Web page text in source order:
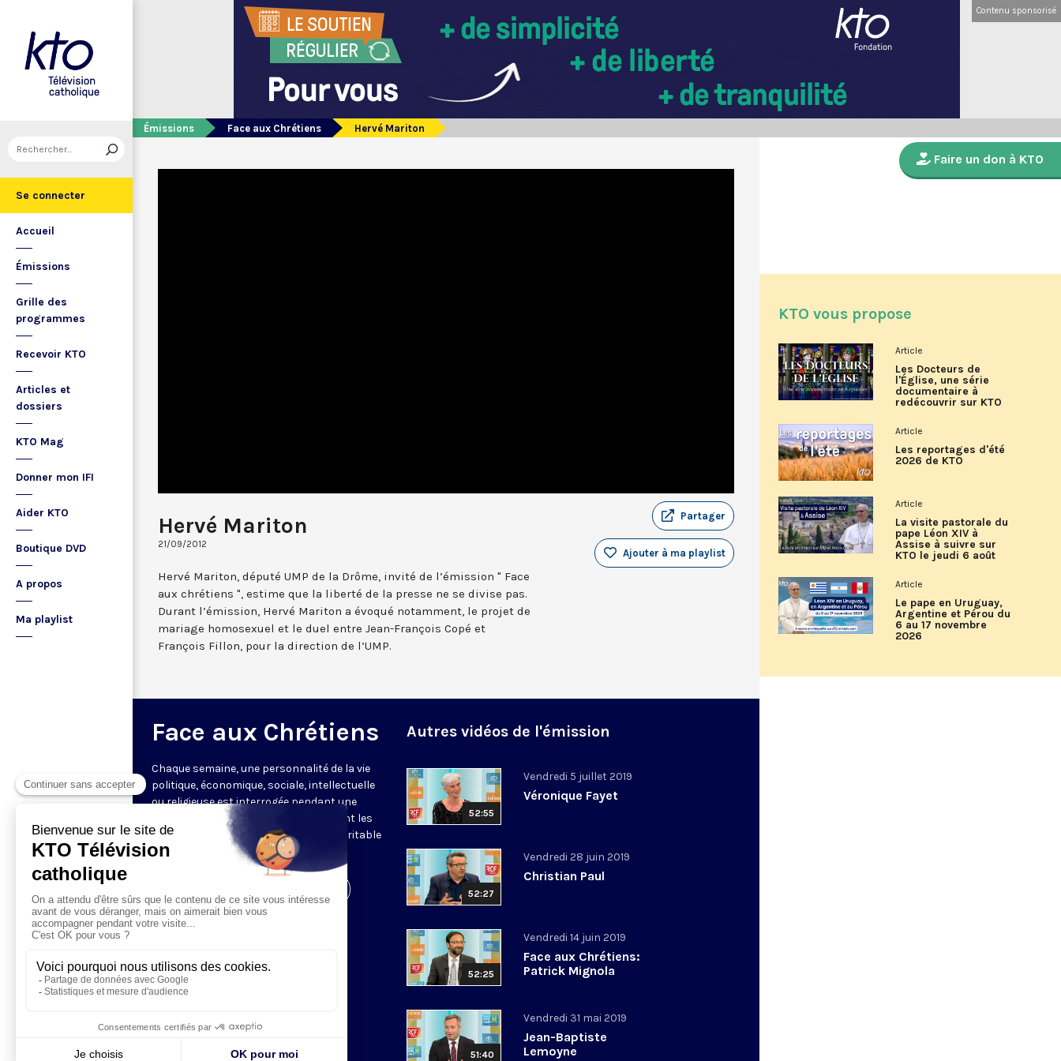
Se connecter
Accueil
Émissions
Grille des
programmes
Recevoir KTO
Articles et
dossiers
KTO Mag
Donner mon IFI
Aider KTO
Boutique DVD
A propos
Ma playlist
Contenu sponsorisé
Émissions Face aux Chrétiens Hervé Mariton
Hervé Mariton
21/09/2012
Partager
Ajouter à ma playlist
Hervé Mariton, député UMP de la Drôme, invité de l’émission " Face
aux chrétiens ", estime que la liberté de la presse ne se divise pas.
Durant l’émission, Hervé Mariton a évoqué notamment, le projet de
mariage homosexuel et le duel entre Jean-François Copé et
François Fillon, pour la direction de l’UMP.
Face aux Chrétiens
Chaque semaine, une personnalité de la vie
politique, économique, sociale, intellectuelle
ou religieuse est interrogée pendant une
heure par les journalistes représentant les
rédactions partenaires, offrant une véritable
mise en perspective de l’actualité.
Autres vidéos de l'émission
52:55
Vendredi 5 juillet 2019
Véronique Fayet
52:27
Vendredi 28 juin 2019
Christian Paul
52:25
Vendredi 14 juin 2019
Face aux Chrétiens:
Patrick Mignola
51:40
Vendredi 31 mai 2019
Jean-Baptiste
Lemoyne
Faire un don à KTO
KTO vous propose
Article
Les Docteurs de
l'Église, une série
documentaire à
redécouvrir sur KTO
Article
Les reportages d'été
2026 de KTO
Article
La visite pastorale du
pape Léon XIV à
Assise à suivre sur
KTO le jeudi 6 août
Article
Le pape en Uruguay,
Argentine et Pérou du
6 au 17 novembre
2026